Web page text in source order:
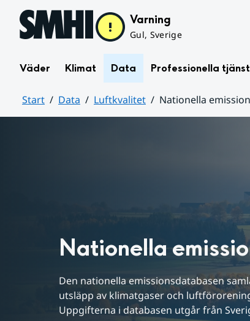
Hoppa till sidans innehåll Varning
Gul, Sverige
Väder Klimat Data Professionella
Start Data Luftkvalitet
Nationella
Nationella
Den nationella emissionsdatabasen
utsläpp av klimatgaser och
Uppgifterna i databasen utgår från